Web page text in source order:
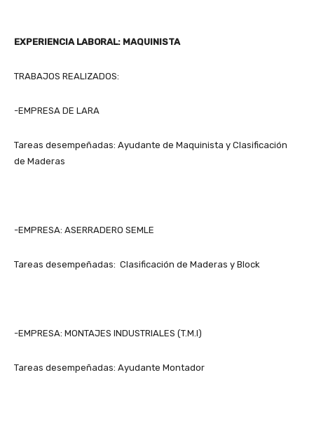
EXPERIENCIA LABORAL: MAQUINISTA
TRABAJOS REALIZADOS:
-EMPRESA DE LARA
Tareas desempeñadas: Ayudante de Maquinista y Clasificación
de Maderas
-EMPRESA: ASERRADERO SEMLE
Tareas desempeñadas: Clasificación de Maderas y Block
-EMPRESA: MONTAJES INDUSTRIALES (T.M.I)
Tareas desempeñadas: Ayudante Montador